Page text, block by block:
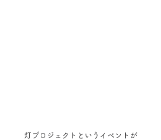
灯プロジェクトというイベントが